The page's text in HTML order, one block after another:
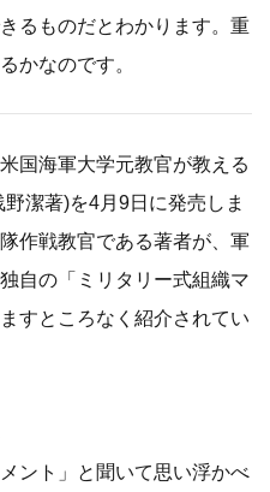
るものだとわかります。重
かなのです。
国海軍大学元教官が教える
潔著)を4月9日に発売しま
作戦教官である著者が、軍
自の「ミリタリー式組織マ
すところなく紹介されてい
ント」と聞いて思い浮かべ